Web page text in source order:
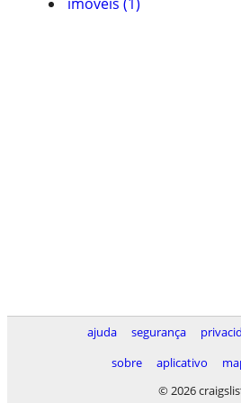
ajuda segurança
sobre
aplicativo
© 2026